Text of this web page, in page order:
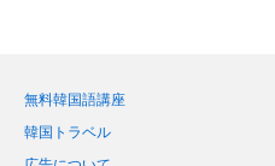
無料韓国語講座
韓国トラベル